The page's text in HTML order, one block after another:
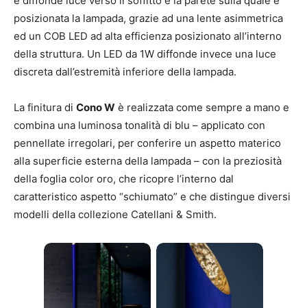
posizionata la lampada, grazie ad una lente asimmetrica
ed un COB LED ad alta efficienza posizionato all’interno
della struttura. Un LED da 1W diffonde invece una luce
discreta dall’estremità inferiore della lampada.
La finitura di Cono W è realizzata come sempre a mano e
combina una luminosa tonalità di blu – applicato con
pennellate irregolari, per conferire un aspetto materico
alla superficie esterna della lampada – con la preziosità
della foglia color oro, che ricopre l’interno dal
caratteristico aspetto “schiumato” e che distingue diversi
modelli della collezione Catellani & Smith.